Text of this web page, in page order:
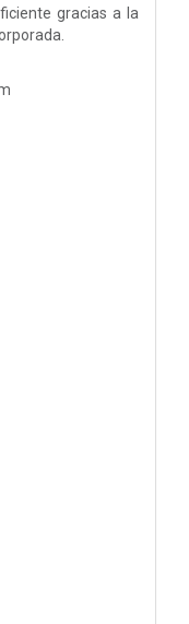
gracias a la